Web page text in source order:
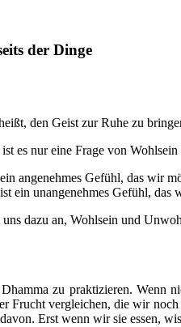
der Dinge
den Geist zur Ruhe zu
es nur eine Frage von
angenehmes Gefühl, das wir
ein unangenehmes Gefühl, das
dazu an, Wohlsein und
zu praktizieren. Wenn
Frucht vergleichen, die wir
Erst wenn wir sie essen,